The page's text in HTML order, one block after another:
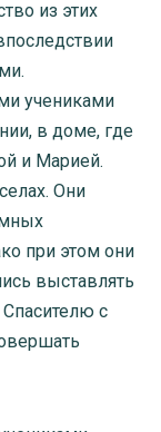
из этих
учениками
в доме, где
и Марией.
Они
при этом они
выставлять
с